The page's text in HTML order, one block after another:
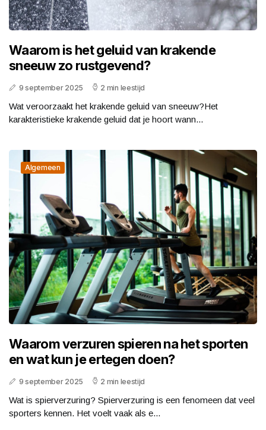
Waarom is het geluid van krakende
sneeuw zo rustgevend?
9 september 2025 2 min leestijd
Wat veroorzaakt het krakende geluid van sneeuw?Het
karakteristieke krakende geluid dat je hoort wann...
Algemeen
Waarom verzuren spieren na het sporten
en wat kun je ertegen doen?
9 september 2025 2 min leestijd
Wat is spierverzuring? Spierverzuring is een fenomeen dat veel
sporters kennen. Het voelt vaak als e...